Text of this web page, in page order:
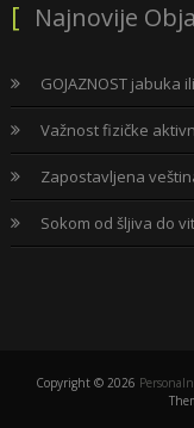
Najnovije
GOJAZNOST jabuka
Važnost fizičke
Zapostavljena
Sokom od šljiva do
Copyright © 2026